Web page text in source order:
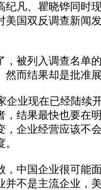
凡、瞿晓铧同时
美国双反调查新闻
被列入调查名单
而结果却是批准
业现在已经陆续
，结果最快也要在
，企业经营应该不
中国企业很可能
并不是主流企业，